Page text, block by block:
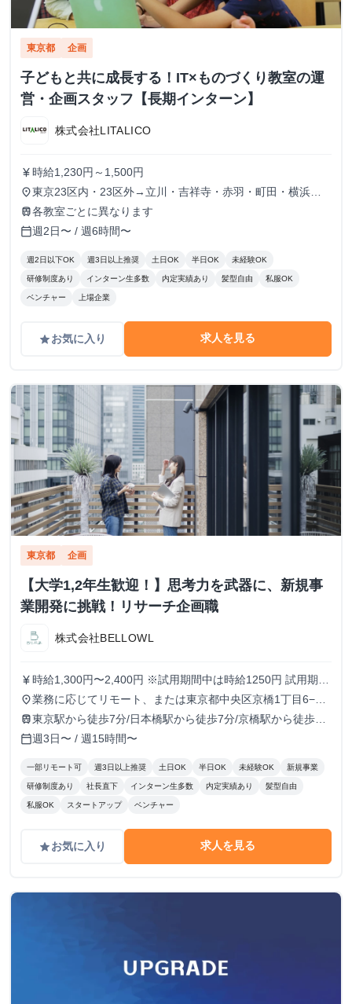
東京都 企画
子どもと共に成長する！IT×ものづくり教室の運
営・企画スタッフ【長期インターン】
株式会社LITALICO
currency_yen 時給1,230円～1,500円
place東京23区内・23区外→立川・吉祥寺・赤羽・町田・横浜・
川崎
train各教室ごとに異なります
calendar_today週2日〜 / 週6時間〜
週2日以下OK 週3日以上推奨 土日OK 半日OK 未経験OK
研修制度あり インターン生多数 内定実績あり 髪型自由 私服OK
ベンチャー 上場企業
gradeお気に入り 求人を見る
東京都 企画
【大学1,2年生歓迎！】思考力を武器に、新規事
業開発に挑戦！リサーチ企画職
株式会社BELLOWL
currency_yen 時給1,300円〜2,400円 ※試用期間中は時給1250円 試用期
間：3ヶ月〜6ヶ月（3ヶ月ごとに双方意思確認の上、契約を
更新）
place業務に応じてリモート、または東京都中央区京橋1丁目6−13
VORT京橋II 9Fのオフィスにて勤務
train東京駅から徒歩7分/日本橋駅から徒歩7分/京橋駅から徒歩5
分/宝町駅から徒歩8分
calendar_today週3日〜 / 週15時間〜
一部リモート可 週3日以上推奨 土日OK 半日OK 未経験OK 新規事業
研修制度あり 社長直下 インターン生多数 内定実績あり 髪型自由
私服OK スタートアップ ベンチャー
gradeお気に入り 求人を見る